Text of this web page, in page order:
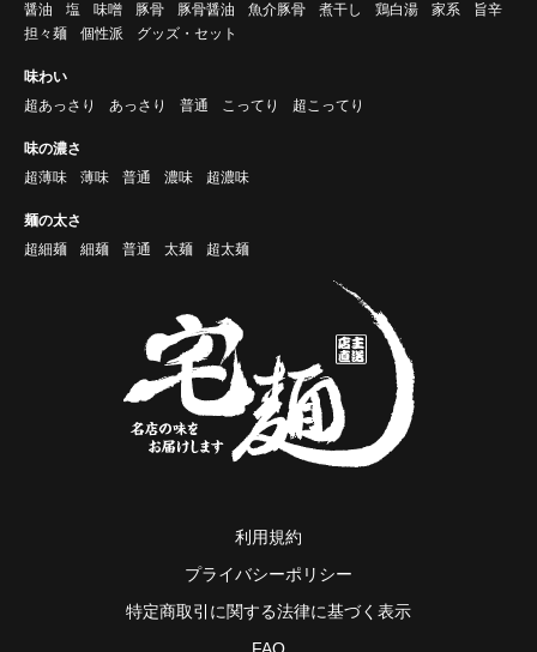
醤油
塩 味噌 豚骨 豚骨醤油 魚介豚骨 煮干し 鶏白湯 家系
旨辛
担々麺
個性派 グッズ・セット
味わい
超あっさり
あっさり 普通 こってり 超こってり
味の濃さ
超薄味
薄味 普通 濃味 超濃味
麺の太さ
超細麺
細麺 普通 太麺 超太麺
利用規約
プライバシーポリシー
特定商取引に関する法律に基づく表示